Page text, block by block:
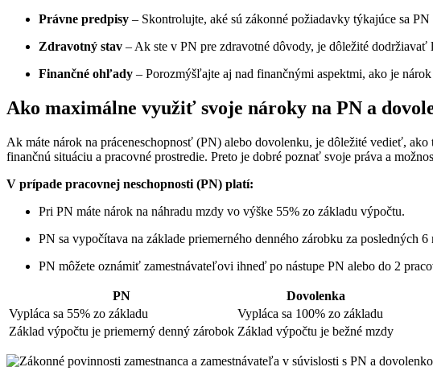
Právne predpisy – Skontrolujte, aké sú zákonné požiadavky týkajúce sa
Zdravotný stav – Ak ste v PN pre zdravotné dôvody, je dôležité dodržiavať
Finančné ohľady – Porozmýšľajte aj nad finančnými aspektmi, ako je
Ako maximálne využiť svoje nároky na PN a
Ak máte nárok na práceneschopnosť (PN) alebo dovolenku, je dôležité vedieť,
finančnú situáciu a pracovné prostredie. Preto je dobré poznať svoje práva a
V prípade pracovnej neschopnosti (PN) platí:
Pri PN máte nárok na náhradu mzdy vo výške 55% zo základu výpočtu.
PN sa vypočítava na základe priemerného denného zárobku za posledných
PN môžete oznámiť zamestnávateľovi ihneď po nástupe PN alebo do 2
PN
Dovolenka
Vypláca sa 55% zo základu
Vypláca sa 100% zo základu
Základ výpočtu je priemerný denný zárobok Základ výpočtu je bežné mzdy